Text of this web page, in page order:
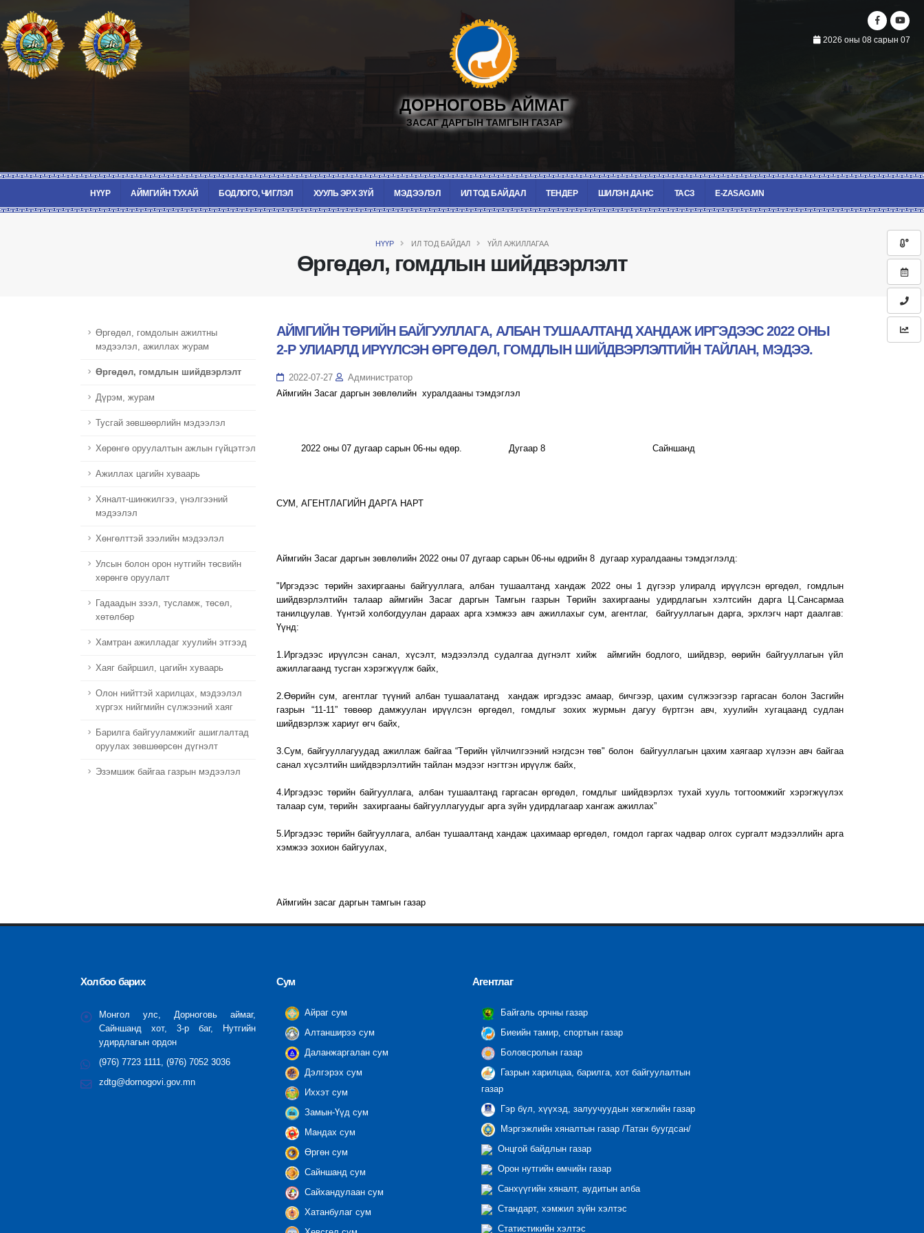
2026 оны 08 сарын 07
ДОРНОГОВЬ АЙМАГ
ЗАСАГ ДАРГЫН ТАМГЫН ГАЗАР
НҮҮР АЙМГИЙН ТУХАЙ БОДЛОГО, ЧИГЛЭЛ ХУУЛЬ ЭРХ ЗҮЙ МЭДЭЭЛЭЛ ИЛ ТОД БАЙДАЛ ТЕНДЕР ШИЛЭН ДАНС ТАСЗ E-ZASAG.MN
НҮҮР ИЛ ТОД БАЙДАЛ ҮЙЛ АЖИЛЛАГАА
Өргөдөл, гомдлын шийдвэрлэлт
Өргөдөл, гомдолын ажилтны
мэдээлэл, ажиллах журам
Өргөдөл, гомдлын шийдвэрлэлт
Дүрэм, журам
Тусгай зөвшөөрлийн мэдээлэл
Хөрөнгө оруулалтын ажлын гүйцэтгэл
Ажиллах цагийн хуваарь
Хяналт-шинжилгээ, үнэлгээний
мэдээлэл
Хөнгөлттэй зээлийн мэдээлэл
Улсын болон орон нутгийн төсвийн
хөрөнгө оруулалт
Гадаадын зээл, тусламж, төсөл,
хөтөлбөр
Хамтран ажилладаг хуулийн этгээд
Хаяг байршил, цагийн хуваарь
Олон нийттэй харилцах, мэдээлэл
хүргэх нийгмийн сүлжээний хаяг
Барилга байгууламжийг ашиглалтад
оруулах зөвшөөрсөн дүгнэлт
Эзэмшиж байгаа газрын мэдээлэл
АЙМГИЙН ТӨРИЙН БАЙГУУЛЛАГА, АЛБАН ТУШААЛТАНД ХАНДАЖ ИРГЭДЭЭС 2022 ОНЫ
2-Р УЛИАРЛД ИРҮҮЛСЭН ӨРГӨДӨЛ, ГОМДЛЫН ШИЙДВЭРЛЭЛТИЙН ТАЙЛАН, МЭДЭЭ.
2022-07-27 Администратор
Аймгийн Засаг даргын зөвлөлийн хуралдааны тэмдэглэл
2022 оны 07 дугаар сарын 06-ны өдөр. Дугаар 8 Сайншанд
СУМ, АГЕНТЛАГИЙН ДАРГА НАРТ
Аймгийн Засаг даргын зөвлөлийн 2022 оны 07 дугаар сарын 06-ны өдрийн 8 дугаар хуралдааны тэмдэглэлд:
"Иргэдээс төрийн захиргааны байгууллага, албан тушаалтанд хандаж 2022 оны 1 дүгээр улиралд ирүүлсэн өргөдөл, гомдлын
шийдвэрлэлтийн талаар аймгийн Засаг даргын Тамгын газрын Төрийн захиргааны удирдлагын хэлтсийн дарга Ц.Сансармаа
танилцуулав. Үүнтэй холбогдуулан дараах арга хэмжээ авч ажиллахыг сум, агентлаг, байгууллагын дарга, эрхлэгч нарт даалгав:
Үүнд:
1.Иргэдээс ирүүлсэн санал, хүсэлт, мэдээлэлд судалгаа дүгнэлт хийж аймгийн бодлого, шийдвэр, өөрийн байгууллагын үйл
ажиллагаанд тусган хэрэгжүүлж байх,
2.Өөрийн сум, агентлаг түүний албан тушаалатанд хандаж иргэдээс амаар, бичгээр, цахим сүлжээгээр гаргасан болон Засгийн
газрын “11-11” төвөөр дамжуулан ирүүлсэн өргөдөл, гомдлыг зохих журмын дагуу бүртгэн авч, хуулийн хугацаанд судлан
шийдвэрлэж хариуг өгч байх,
3.Сум, байгууллагуудад ажиллаж байгаа “Төрийн үйлчилгээний нэгдсэн төв" болон байгууллагын цахим хаягаар хүлээн авч байгаа
санал хүсэлтийн шийдвэрлэлтийн тайлан мэдээг нэгтгэн ирүүлж байх,
4.Иргэдээс төрийн байгууллага, албан тушаалтанд гаргасан өргөдөл, гомдлыг шийдвэрлэх тухай хууль тогтоомжийг хэрэгжүүлэх
талаар сум, төрийн захиргааны байгууллагуудыг арга зүйн удирдлагаар хангаж ажиллах”
5.Иргэдээс төрийн байгууллага, албан тушаалтанд хандаж цахимаар өргөдөл, гомдол гаргах чадвар олгох сургалт мэдээллийн арга
хэмжээ зохион байгуулах,
Аймгийн засаг даргын тамгын газар
Холбоо барих
Монгол улс, Дорноговь аймаг,
Сайншанд хот, 3-р баг, Нутгийн
удирдлагын ордон
(976) 7723 1111, (976) 7052 3036
zdtg@dornogovi.gov.mn
Сум
Айраг сум
Алтанширээ сум
Даланжаргалан сум
Дэлгэрэх сум
Иххэт сум
Замын-Үүд сум
Мандах сум
Өргөн сум
Сайншанд сум
Сайхандулаан сум
Хатанбулаг сум
Агентлаг
Байгаль орчны газар
Биеийн тамир, спортын газар
Боловсролын газар
Газрын харилцаа, барилга, хот байгуулалтын
газар
Гэр бүл, хүүхэд, залуучуудын хөгжлийн газар
Мэргэжлийн хяналтын газар /Татан буугдсан/
Онцгой байдлын газар
Орон нутгийн өмчийн газар
Санхүүгийн хяналт, аудитын алба
Стандарт, хэмжил зүйн хэлтэс
Статистикийн хэлтэс